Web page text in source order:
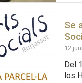
Se
12
Del
los